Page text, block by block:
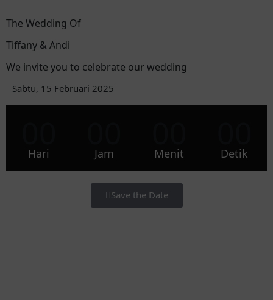
The Wedding Of
Tiffany & Andi
We invite you to celebrate our wedding
Sabtu, 15 Februari 2025
Hari Jam Menit Detik
Save the Date